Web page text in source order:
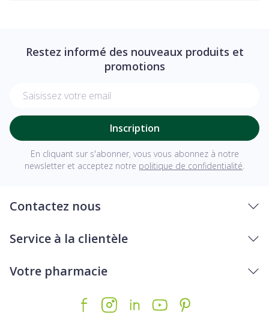
Restez informé des nouveaux produits et
promotions
Inscription
En cliquant sur s'abonner, vous vous abonnez à notre
newsletter et acceptez notre politique de confidentialité
Contactez nous
Service à la clientèle
Votre pharmacie